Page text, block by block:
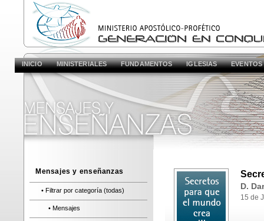
INICIO MINISTERIALES FUNDAMENTOS IGLESIAS EVENTOS
Mensajes y enseñanzas
• Filtrar por categoría (todas)
• Mensajes
D.
15 de